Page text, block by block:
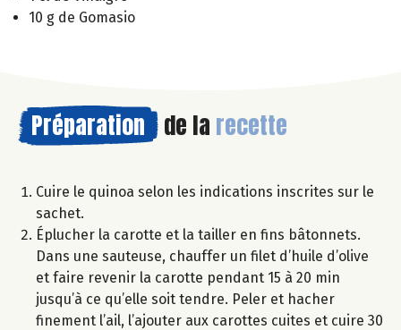
10 g de Gomasio
Préparation de la recette
Cuire le quinoa selon les indications inscrites sur le
sachet.
Éplucher la carotte et la tailler en fins bâtonnets.
Dans une sauteuse, chauffer un filet d’huile d’olive
et faire revenir la carotte pendant 15 à 20 min
jusqu’à ce qu’elle soit tendre. Peler et hacher
finement l’ail, l’ajouter aux carottes cuites et cuire 30